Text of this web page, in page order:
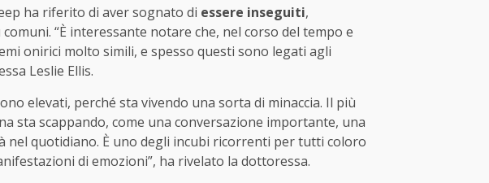
ha riferito di aver sognato di essere inseguiti,
“È interessante notare che, nel corso del tempo e
onirici molto simili, e spesso questi sono legati agli
Leslie Ellis.
elevati, perché sta vivendo una sorta di minaccia. Il più
sta scappando, come una conversazione importante, una
nel quotidiano. È uno degli incubi ricorrenti per tutti coloro
di emozioni”, ha rivelato la dottoressa.